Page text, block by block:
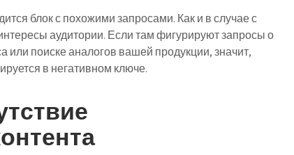
блок с похожими запросами. Как и в случае с
аудитории. Если там фигурируют запросы о
или поиске аналогов вашей продукции, значит,
в негативном ключе.